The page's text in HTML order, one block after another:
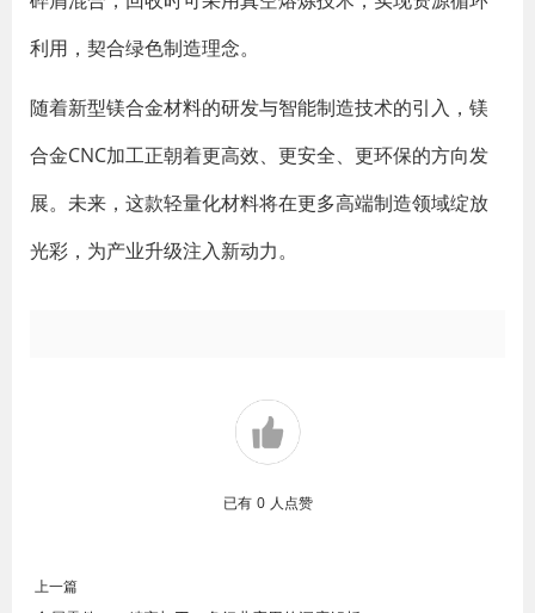
利用，契合绿色制造理念。
随着新型镁合金材料的研发与智能制造技术的引入，镁
合金CNC加工正朝着更高效、更安全、更环保的方向发
展。未来，这款轻量化材料将在更多高端制造领域绽放
光彩，为产业升级注入新动力。
已有 0 人点赞
上一篇